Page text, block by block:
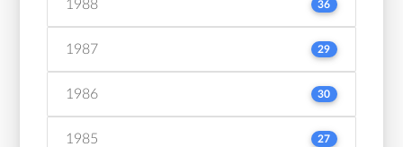
1988 36
1987 29
1986 30
1985 27